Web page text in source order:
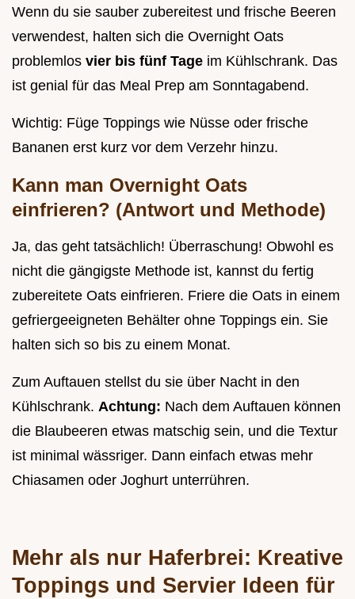
Wenn du sie sauber zubereitest und frische Beeren
verwendest, halten sich die Overnight Oats
problemlos vier bis fünf Tage im Kühlschrank. Das
ist genial für das Meal Prep am Sonntagabend.
Wichtig: Füge Toppings wie Nüsse oder frische
Bananen erst kurz vor dem Verzehr hinzu.
Kann man Overnight Oats
einfrieren? (Antwort und Methode)
Ja, das geht tatsächlich! Überraschung! Obwohl es
nicht die gängigste Methode ist, kannst du fertig
zubereitete Oats einfrieren. Friere die Oats in einem
gefriergeeigneten Behälter ohne Toppings ein. Sie
halten sich so bis zu einem Monat.
Zum Auftauen stellst du sie über Nacht in den
Kühlschrank. Achtung: Nach dem Auftauen können
die Blaubeeren etwas matschig sein, und die Textur
ist minimal wässriger. Dann einfach etwas mehr
Chiasamen oder Joghurt unterrühren.
Mehr als nur Haferbrei: Kreative
Toppings und Servier Ideen für